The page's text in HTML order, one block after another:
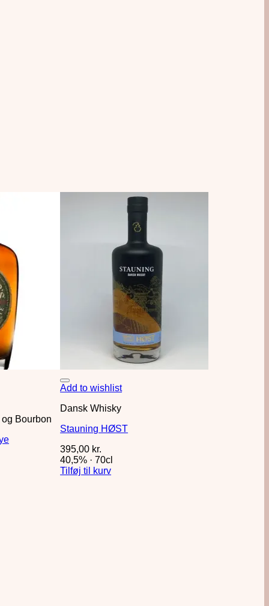
Bourbon
Add to wishlist
Dansk Whisky
Stauning HØST
395,00 kr.
40,5% ·70cl
Tilføj til kurv